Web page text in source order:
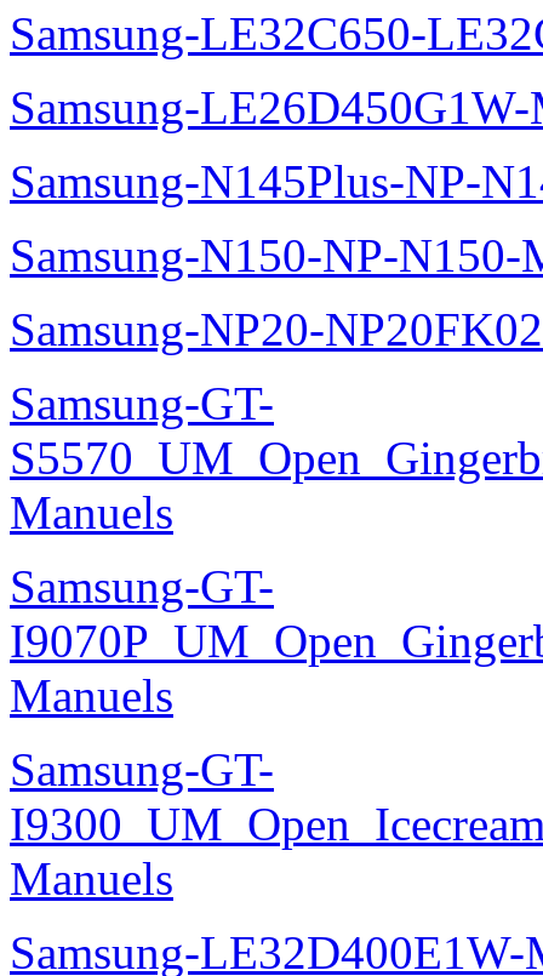
Samsung-LE32C650-
Samsung-LE26D450G1W-
Samsung-N145Plus-NP-
Samsung-N150-NP-N150-
Samsung-NP20-
Samsung-GT-
Manuels
Samsung-GT-
Manuels
Samsung-GT-
Manuels
Samsung-LE32D400E1W-